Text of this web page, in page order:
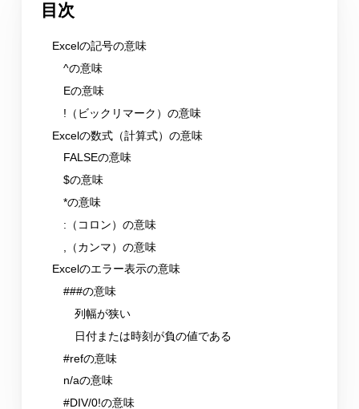
目次
Excelの記号の意味
^の意味
Eの意味
!（ビックリマーク）の意味
Excelの数式（計算式）の意味
FALSEの意味
$の意味
*の意味
:（コロン）の意味
,（カンマ）の意味
Excelのエラー表示の意味
###の意味
列幅が狭い
日付または時刻が負の値である
#refの意味
n/aの意味
#DIV/0!の意味